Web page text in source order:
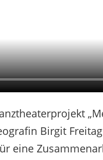
Birgit
eine